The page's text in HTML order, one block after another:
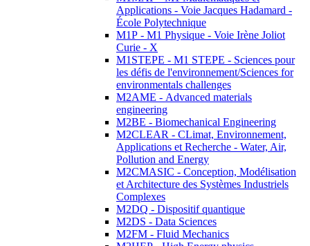
Applications - Voie Jacques Hadamard -
École Polytechnique
M1P - M1 Physique - Voie Irène Joliot
Curie - X
M1STEPE - M1 STEPE - Sciences pour
les défis de l'environnement/Sciences for
environmentals challenges
M2AME - Advanced materials
engineering
M2BE - Biomechanical Engineering
M2CLEAR - CLimat, Environnement,
Applications et Recherche - Water, Air,
Pollution and Energy
M2CMASIC - Conception, Modélisation
et Architecture des Systèmes Industriels
Complexes
M2DQ - Dispositif quantique
M2DS - Data Sciences
M2FM - Fluid Mechanics